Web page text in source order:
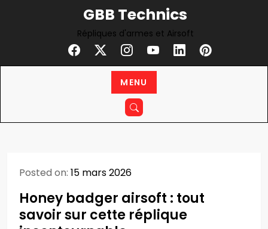
GBB Technics
Répliques d'armes et Airsoft
MENU
Posted on: 15 mars 2026
Honey badger airsoft : tout
savoir sur cette réplique